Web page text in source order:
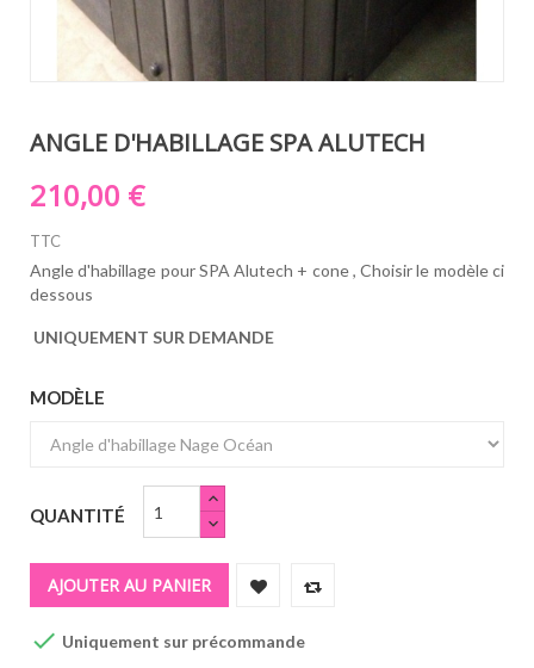
ANGLE D'HABILLAGE SPA ALUTECH
210,00 €
TTC
Angle d'habillage pour SPA Alutech + cone ,Choisir le modèle ci
dessous
UNIQUEMENT SUR DEMANDE
MODÈLE
QUANTITÉ
AJOUTER AU PANIER
 Uniquement sur précommande